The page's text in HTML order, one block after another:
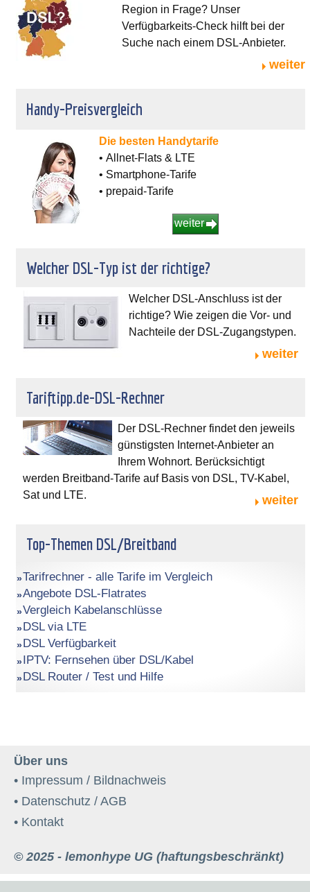
Region in Frage? Unser
Verfügbarkeits-Check hilft bei der
Suche nach einem DSL-Anbieter.
weiter
Handy-Preisvergleich
Die besten Handytarife
• Allnet-Flats & LTE
• Smartphone-Tarife
• prepaid-Tarife
weiter
Welcher DSL-Typ ist der richtige?
Welcher DSL-Anschluss ist der
richtige? Wie zeigen die Vor- und
Nachteile der DSL-Zugangstypen.
weiter
Tariftipp.de-DSL-Rechner
Der DSL-Rechner findet den jeweils
günstigsten Internet-Anbieter an
Ihrem Wohnort. Berücksichtigt
werden Breitband-Tarife auf Basis von DSL, TV-Kabel,
Sat und LTE.
weiter
Top-Themen DSL/Breitband
Tarifrechner - alle Tarife im Vergleich
Angebote DSL-Flatrates
Vergleich Kabelanschlüsse
DSL via LTE
DSL Verfügbarkeit
IPTV: Fernsehen über DSL/Kabel
DSL Router / Test und Hilfe
Über uns
• Impressum / Bildnachweis
• Datenschutz / AGB
• Kontakt
© 2025 - lemonhype UG (haftungsbeschränkt)